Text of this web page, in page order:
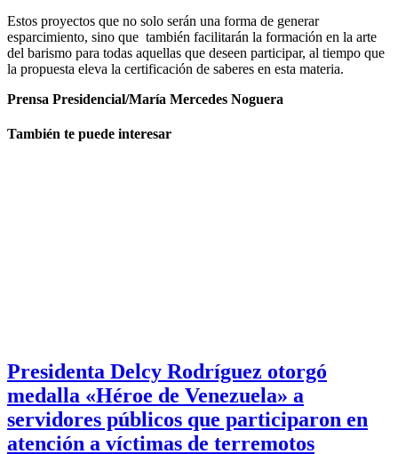
Estos proyectos que no solo serán una forma de generar
esparcimiento, sino que también facilitarán la formación en la arte
del barismo para todas aquellas que deseen participar, al tiempo que
la propuesta eleva la certificación de saberes en esta materia.
Prensa Presidencial/María Mercedes Noguera
También te puede interesar
Presidenta Delcy Rodríguez otorgó
medalla «Héroe de Venezuela» a
servidores públicos que participaron en
atención a víctimas de terremotos